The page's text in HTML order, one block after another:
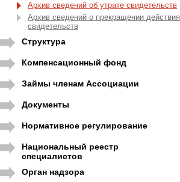
Архив сведений об утрате свидетельств
Архив сведений о прекращении действия
свидетельств
Структура
Компенсационный фонд
Займы членам Ассоциации
Документы
Нормативное регулирование
Национальный реестр
специалистов
Орган надзора